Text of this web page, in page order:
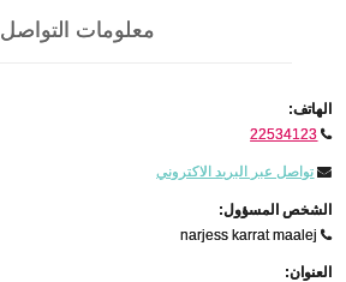
معلومات التواصل
الهاتف:
22534123
تواصل عبر البريد الاكتروني
الشخص المسؤول:
narjess karrat maalej
العنوان: